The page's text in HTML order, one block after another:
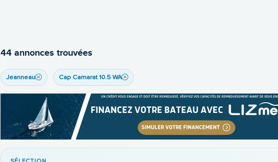
44 annonces trouvées
Jeanneau Cap Camarat 10.5 WA